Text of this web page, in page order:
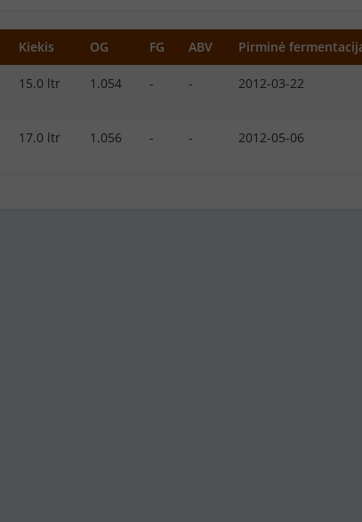
Kiekis OG FG ABV Pirminė
15.0 ltr 1.054 - - 2012-03-22
17.0 ltr 1.056 - - 2012-05-06